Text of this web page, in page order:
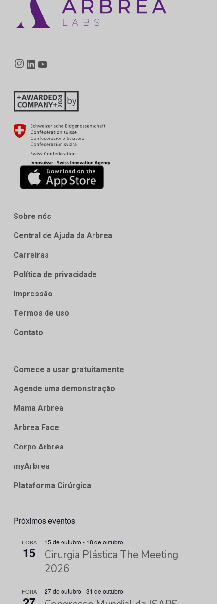
Instagram
LinkedIn
Sobre nós
Central de Ajuda da Arbrea
Carreiras
Política de privacidade
Impressão
Termos de uso
Contato
Comece a usar gratuitamente
Agende uma demonstração
Mama Arbrea
Arbrea Face
Corpo Arbrea
myArbrea
Plataforma Cirúrgica
Próximos eventos
FORA
15
15 de outubro - 18 de outubro
Cirurgia Plástica The Meeting
2026
FORA 27 de outubro -31 de outubro